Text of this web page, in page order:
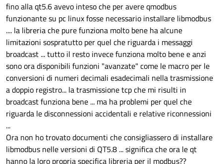
fino alla qt5.6 avevo inteso che per avere qmodbus
funzionante su pc linux fosse necessario installare libmodbus
.... la libreria che pure funziona molto bene ha alcune
limitazioni sospratutto per quel che riguarda i messaggi
broadcast ... tutto il resto invece funziona molto bene e anzi
sono ora disponibili funzioni "avanzate" come le macro per le
conversioni di numeri decimali esadecimali nella trasmissione
a doppio registro... la trasmissione tcp che mi risulti in
broadcast funziona bene ... ma ha problemi per quel che
riguarda le disconnessioni accidentali e relative riconnessioni
...
Ora non ho trovato documenti che consigliassero di installare
libmodbus nelle versioni di QT5.8 ... significa che ora le qt
hanno la loro propria specifica libreria per il modbus??